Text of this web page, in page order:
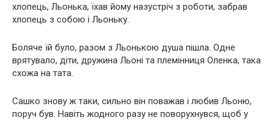
хлопець, Льонька, їхав йому назустріч з роботи, забрав
хлопець з собою і Льоньку.
Боляче їй було, разом з Льонькою душа пішла. Одне
врятувало, діти, дружина Льоні та племінниця Оленка, така
схожа на тата.
Сашко знову ж таки, сильно він поважав і любив Льоню,
поруч був. Навіть жодного разу не поворухнувся, щоб у